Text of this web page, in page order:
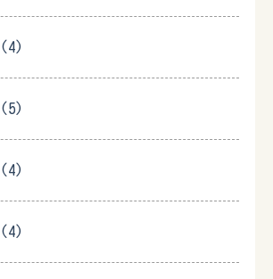
(4)
(5)
(4)
(4)